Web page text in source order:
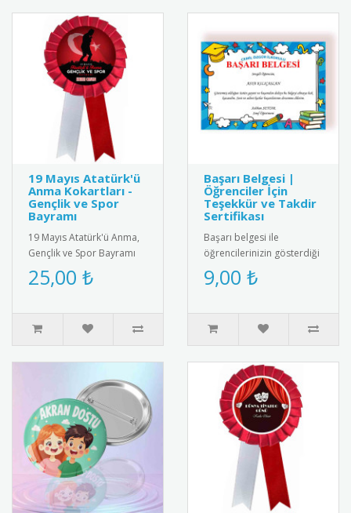
19 Mayıs Atatürk'ü
Anma Kokartları -
Gençlik ve Spor
Bayramı
19 Mayıs Atatürk'ü Anma,
Gençlik ve Spor Bayramı
için özel tasarım kokart
seti. Yüksek kaliteli meta..
25,00 ₺
Başarı Belgesi |
Öğrenciler İçin
Teşekkür ve Takdir
Sertifikası
Başarı belgesi ile
öğrencilerinizin gösterdiği
gayreti ve başarıyı
ödüllendirin. Eğitimde
9,00 ₺